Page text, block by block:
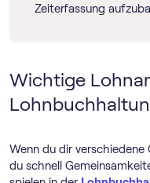
Zeiterfassung
Wichtige
Wenn du dir
du schnell